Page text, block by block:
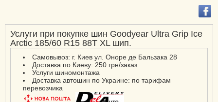
Eagle F1 Asymmetric 5
Eagle F1 Asymmetric 6
Eagle F1 Asymmetric AT
SUV-4X4
Eagle F1 Asymmetric
SUV
Услуги при покупке шин Goodyear Ultra Grip Ice
Arctic 185/60 R15 88T XL шип.
Самовывоз: г. Киев ул. Оноре де Бальзака 28
Доставка по Киеву: 250 грн/заказ
Услуги шиномонтажа
Доставка автошин по Украине: по тарифам
перевозчика